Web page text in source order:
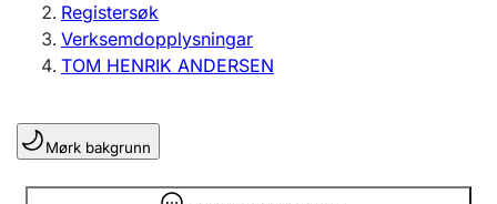
Enkeltpersonføretak
Registrere, endre, slette
Lag og foreining
Registrere, endre, slette
Registersøk
Verksemdopplysningar
TOM HENRIK ANDERSEN
Mørk bakgrunn
Opplysninger er skjult